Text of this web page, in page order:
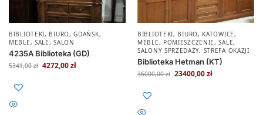
BIBLIOTEKI, BIURO,GDAŃSK,
MEBLE, SALE,SALON
4235A Biblioteka (GD)
5341,00zł 4272,00zł
BIBLIOTEKI, BIURO, KATOWICE,
MEBLE, POMIESZCZENIE,SALE,
SALONY SPRZEDAŻY, STREFA OKAZJI
Biblioteka Hetman (KT)
36000,00zł 23400,00zł